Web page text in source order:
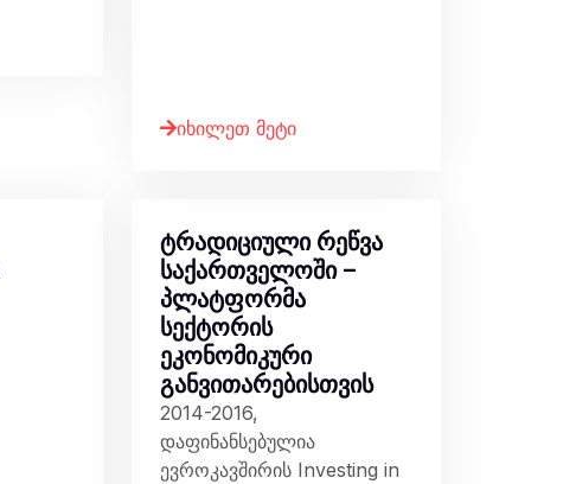
იხილეთ მეტი
ტრადიციული რეწვა
საქართველოში –
პლატფორმა
სექტორის
ეკონომიკური
განვითარებისთვის
2014-2016,
დაფინანსებულია
ევროკავშირის Investing in